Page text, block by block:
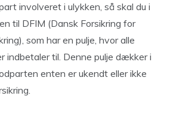
involveret i ulykken, så skal du i
til DFIM (Dansk Forsikring for
som har en pulje, hvor alle
indbetaler til. Denne pulje dækker i
enten er ukendt eller ikke